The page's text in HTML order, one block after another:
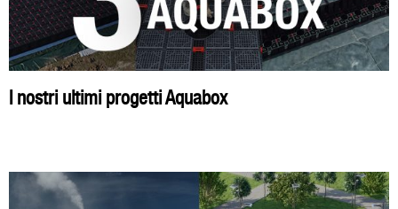
I nostri ultimi progetti Aquabox